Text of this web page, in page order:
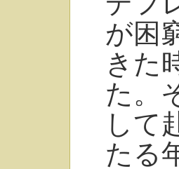
が困
きた
た。
して
たる